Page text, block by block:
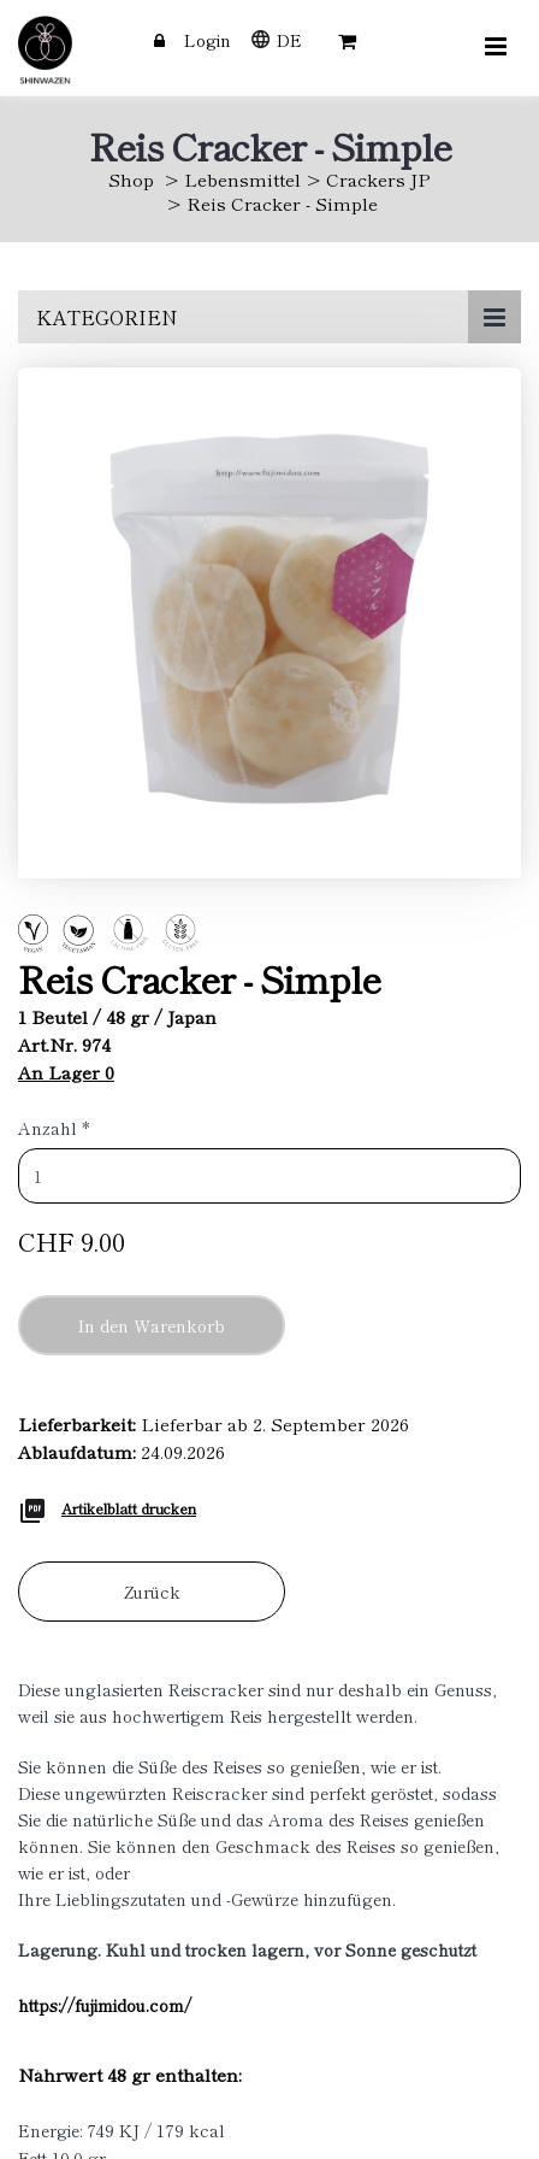
Login DE
Reis Cracker - Simple
Shop Lebensmittel
Crackers JP
Reis Cracker - Simple
KATEGORIEN
Reis Cracker - Simple
1 Beutel / 48 gr / Japan
Art.Nr. 974
An Lager 0
Anzahl *
CHF 9.00
In den Warenkorb
Lieferbarkeit: Lieferbar ab 2. September 2026
Ablaufdatum: 24.09.2026
Artikelblatt drucken
Zurück
Diese unglasierten Reiscracker sind nur deshalb ein Genuss,
weil sie aus hochwertigem Reis hergestellt werden.
Sie können die Süße des Reises so genießen, wie er ist.
Diese ungewürzten Reiscracker sind perfekt geröstet, sodass
Sie die natürliche Süße und das Aroma des Reises genießen
können. Sie können den Geschmack des Reises so genießen,
wie er ist, oder
Ihre Lieblingszutaten und -Gewürze hinzufügen.
Lagerung. Kühl und trocken lagern, vor Sonne geschützt
https://fujimidou.com/
Nährwert 48 gr enthalten:
Energie: 749 KJ / 179 kcal